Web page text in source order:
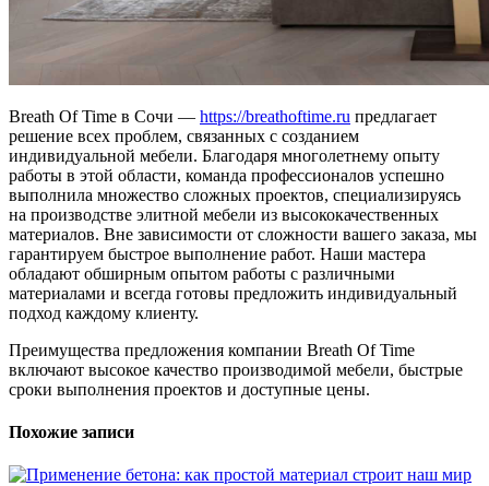
Breath Of Time в Сочи — https://breathoftime.ru предлагает
решение всех проблем, связанных с созданием
индивидуальной мебели. Благодаря многолетнему опыту
работы в этой области, команда профессионалов успешно
выполнила множество сложных проектов, специализируясь
на производстве элитной мебели из высококачественных
материалов. Вне зависимости от сложности вашего заказа, мы
гарантируем быстрое выполнение работ. Наши мастера
обладают обширным опытом работы с различными
материалами и всегда готовы предложить индивидуальный
подход каждому клиенту.
Преимущества предложения компании Breath Of Time
включают высокое качество производимой мебели, быстрые
сроки выполнения проектов и доступные цены.
Похожие записи